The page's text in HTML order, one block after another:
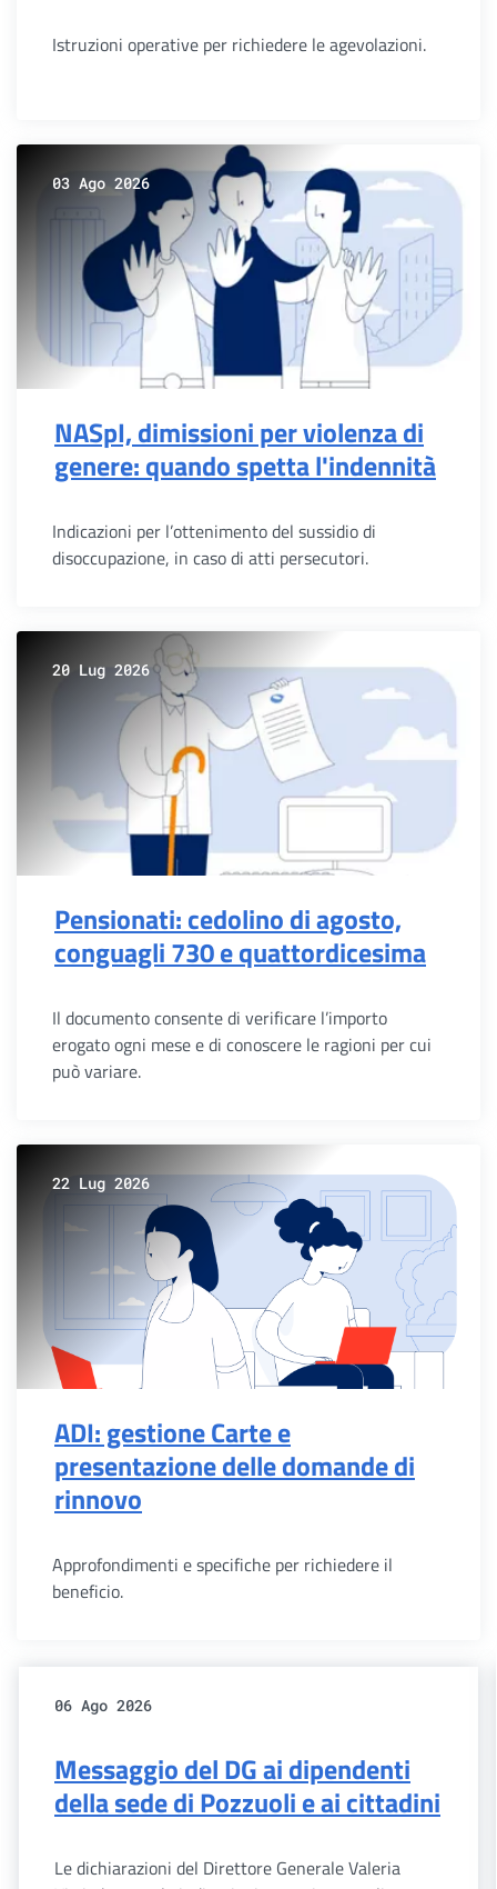
Istruzioni operative per richiedere le agevolazioni.
03 Ago 2026
NASpI, dimissioni per violenza di
genere: quando spetta l'indennità
Indicazioni per l’ottenimento del sussidio di
disoccupazione, in caso di atti persecutori.
20 Lug 2026
Pensionati: cedolino di agosto,
conguagli 730 e quattordicesima
Il documento consente di verificare l’importo
erogato ogni mese e di conoscere le ragioni per cui
può variare.
22 Lug 2026
ADI: gestione Carte e
presentazione delle domande di
rinnovo
Approfondimenti e specifiche per richiedere il
beneficio.
06 Ago 2026
Messaggio del DG ai dipendenti
della sede di Pozzuoli e ai cittadini
Le dichiarazioni del Direttore Generale Valeria